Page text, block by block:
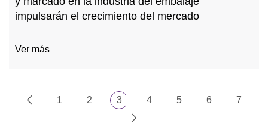
impulsarán el crecimiento del mercado
Ver más
1 2 3 4 5 6 7